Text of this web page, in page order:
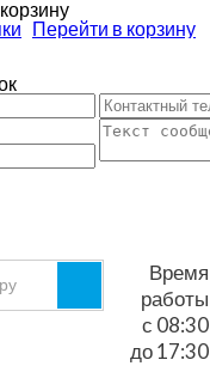
Перейти в корзину
Время
работы
с 08:30
до 17:30